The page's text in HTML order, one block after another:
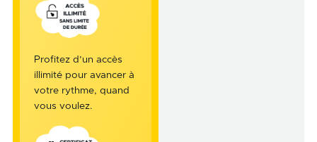
Profitez d’un accès
illimité pour avancer à
votre rythme, quand
vous voulez.